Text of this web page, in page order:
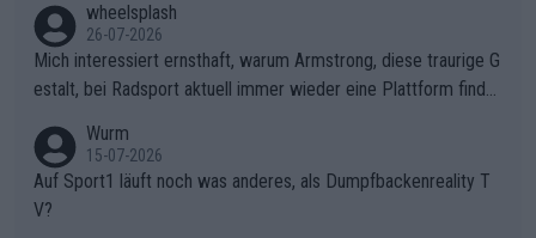
Zögerlichkeit von Demi Vollering in diesem Moment war das e
ntscheidende Puzzleteil, das Katarzyna Niewiadoma die Tür z
um Gelben Trikot geöffnet hat.Das taktische Dilemma am Mon
t VentouxDie psychologische Falle: Vollering spekulierte in die
ser Phase darauf, dass Marlen Reusser im Gelben Trikot die N
achführarbeit leistet, um ihre Gesamtführung zu verteidigen.De
r Pokereinsatz: Anstatt die verbleibenden 7 Sekunden sofort s
elbst zuzufahren, verließ sich Vollering zu lange auf die Tempo
ganze Team auch mental stark zu machen und konkret am Erf
olg teilzuhaben, ist ihm ganz hoch anzurechnen. Das ist ein Zei
chen weit über den Radsport hinaus.
wheelsplash
26-07-2026
Mich interessiert ernsthaft, warum Armstrong, diese traurige G
estalt, bei Radsport aktuell immer wieder eine Plattform finde
Wurm
15-07-2026
Auf Sport1 läuft noch was anderes, als Dumpfbackenreality T
V?